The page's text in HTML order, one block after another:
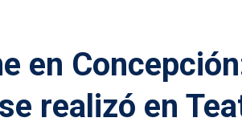
en
realizó en